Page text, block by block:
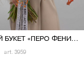
АВТОРСКИЙ БУКЕТ «ПЕРО ФЕНИКСА»
art. 3959